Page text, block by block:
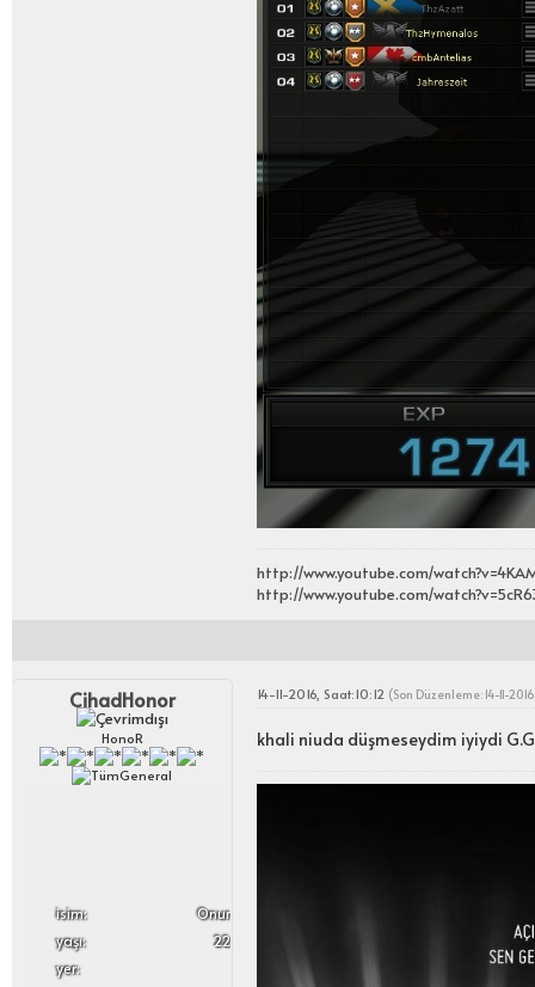
http://www.youtube.com/
http://www.youtube.com/
CihadHonor
HonoR
i̇sim:
Onur
yaşı:
22
yer:
14-11-2016, Saat:10:12 (Son Düzenleme: 14-11-
khali niuda düşmeseydim iyiydi